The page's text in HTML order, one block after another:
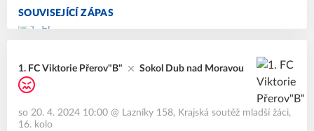
SOUVISEJÍCÍ ZÁPAS
1. FC Viktorie Přerov"B" Sokol Dub nad Moravou
so 20. 4. 2024 10:00 @ Lazníky 158, Krajská soutěž mladší žáci,
16. kolo